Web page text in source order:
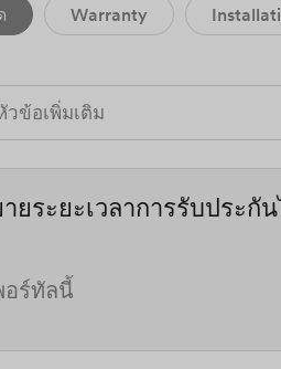
Warranty
ยระยะเวลาการรับประกัน
อร์ทัลนี้